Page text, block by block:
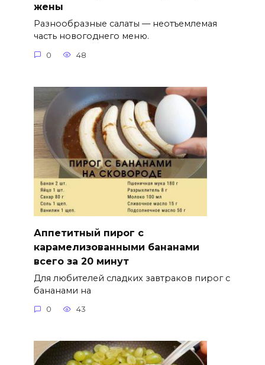
жены
Разнообразные салаты — неотъемлемая
часть новогоднего меню.
0 48
Аппетитный пирог с
карамелизованными бананами
всего за 20 минут
Для любителей сладких завтраков пирог с
бананами на
0 43